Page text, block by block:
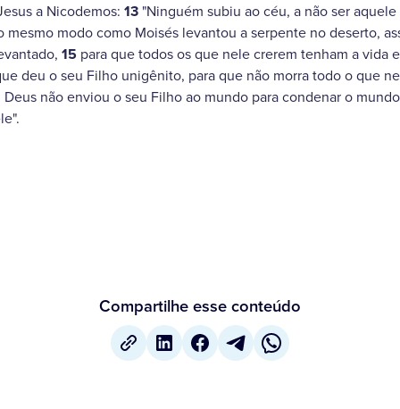
a Nicodemos: 13 "Ninguém subiu ao céu, a não ser
mesmo modo como Moisés levantou a serpente no deserto,
15 para que todos os que nele crerem tenham a vida
deu o seu Filho unigênito, para que não morra todo o que
não enviou o seu Filho ao mundo para condenar o
Compartilhe esse conteúdo